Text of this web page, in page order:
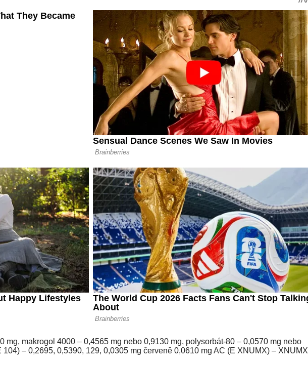
mg, makrogol 4000 – 0,4565 mg nebo 0,9130 mg, polysorbát-80 – 0,0570 mg nebo
– 0,2695, 0,5390, 129, 0,0305 mg červeně 0,0610 mg AC (E XNUMX) – XNUMX